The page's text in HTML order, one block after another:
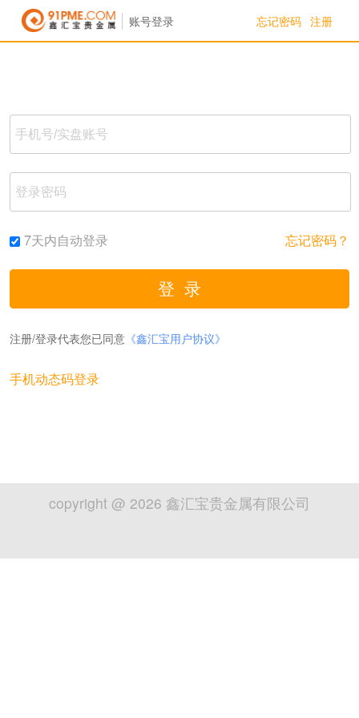
账号登录 忘记密码 注册
7天内自动登录 忘记密码？
注册/登录代表您已同意《鑫汇宝用户协议》
手机动态码登录
copyright @ 2026 鑫汇宝贵金属有限公司